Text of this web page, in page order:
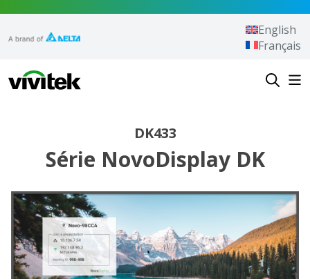
Vivitek
English
Français
DK433
Série NovoDisplay DK